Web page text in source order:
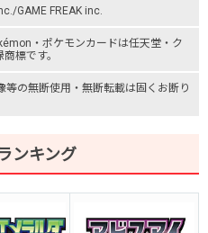
GAME FREAK inc.
・ ポケモンカードは任天堂・ ク
商標です。
の無断使用・無断転載は固くお断り
ンキング